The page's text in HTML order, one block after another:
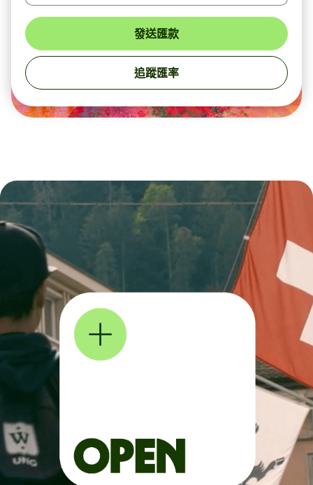
發送匯款
追蹤匯率